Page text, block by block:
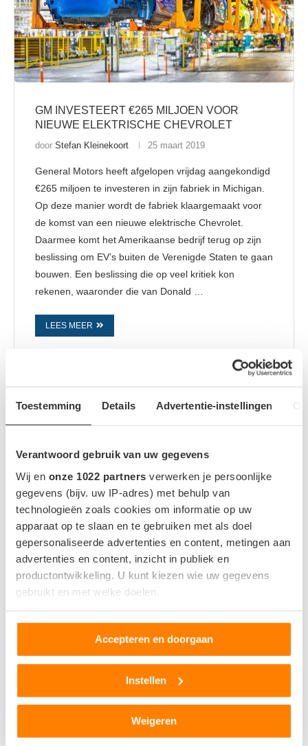
Toestemming Details Advertentie-instellingen
Verantwoord gebruik van uw gegevens
Wij en onze 1022 partners verwerken je persoonlijke
gegevens (bijv. uw IP-adres) met behulp van
technologieën zoals cookies om informatie op uw
apparaat op te slaan en te gebruiken met als doel
gepersonaliseerde advertenties en content, metingen aan
advertenties en content, inzicht in publiek en
productontwikkeling. U kunt kiezen wie uw gegevens
gebruikt en met welke doelen.
Als u het toestaat, willen we ook graag:
Informatie verzamelen over uw geografische locatie,
die tot een paar meter nauwkeurig kan zijn
Uw apparaat identificeren door het actief te scannen
verwerkt en stel uw voorkeuren in het
Accepteren en doorgaan
Instellen
Weigeren
GM INVESTEERT €265 MILJOEN VOOR
NIEUWE ELEKTRISCHE CHEVROLET
door Stefan Kleinekoort 25 maart 2019
General Motors heeft afgelopen vrijdag aangekondigd
€265 miljoen te investeren in zijn fabriek in Michigan.
Op deze manier wordt de fabriek klaargemaakt voor
de komst van een nieuwe elektrische Chevrolet.
Daarmee komt het Amerikaanse bedrijf terug op zijn
beslissing om EV’s buiten de Verenigde Staten te gaan
bouwen. Een beslissing die op veel kritiek kon
rekenen, waaronder die van Donald …
LEES MEER
CHEVROLET VOLT WORDT DOOR GM UIT DE
LINE-UP GEHAALD
Redactie van Elektrischeauto.nl